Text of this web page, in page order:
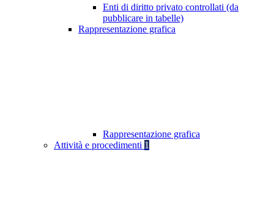
Enti di diritto privato controllati (da
pubblicare in tabelle)
Rappresentazione grafica
Rappresentazione grafica
Attività e procedimenti 1